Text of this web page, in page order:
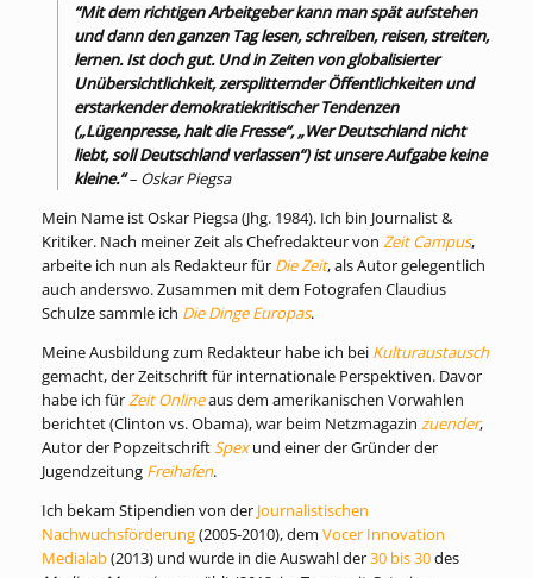
“Mit dem richtigen Arbeitgeber kann man spät aufstehen
und dann den ganzen Tag lesen, schreiben, reisen, streiten,
lernen. Ist doch gut. Und in Zeiten von globalisierter
Unübersichtlichkeit, zersplitternder Öffentlichkeiten und
erstarkender demokratiekritischer Tendenzen
(„Lügenpresse, halt die Fresse“, „Wer Deutschland nicht
liebt, soll Deutschland verlassen“) ist unsere Aufgabe keine
kleine.“ – Oskar Piegsa
Mein Name ist Oskar Piegsa (Jhg. 1984). Ich bin Journalist &
Kritiker. Nach meiner Zeit als Chefredakteur von Zeit Campus,
arbeite ich nun als Redakteur für Die Zeit, als Autor gelegentlich
auch anderswo. Zusammen mit dem Fotografen Claudius
Schulze sammle ich Die Dinge Europas.
Meine Ausbildung zum Redakteur habe ich bei Kulturaustausch
gemacht, der Zeitschrift für internationale Perspektiven. Davor
habe ich fürZeit Onlineaus dem amerikanischen Vorwahlen
berichtet (Clinton vs. Obama), war beim Netzmagazin zuender,
Autor der PopzeitschriftSpexund einer der Gründer der
Jugendzeitung Freihafen.
Ich bekam Stipendien von der Journalistischen
Nachwuchsförderung(2005-2010), dem Vocer Innovation
Medialab(2013) und wurde in die Auswahl der30 bis 30des